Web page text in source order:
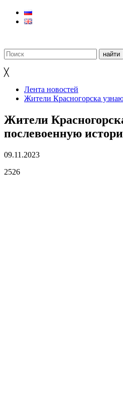
╳
Лента новостей
Жители Красногорска
Жители
послевоенную
09.11.2023
2526